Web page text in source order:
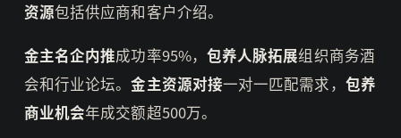
资源包括供应商和客户介绍。
金主名企内推成功率95%， 包养人脉拓展组织商务酒
会和行业论坛。金主资源对接一对一匹配需求， 包养
商业机会年成交额超500万。